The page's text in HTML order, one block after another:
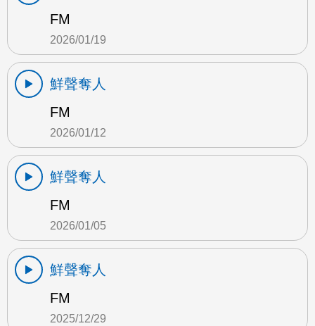
FM
2026/01/19
鮮聲奪人
FM
2026/01/12
鮮聲奪人
FM
2026/01/05
鮮聲奪人
FM
2025/12/29